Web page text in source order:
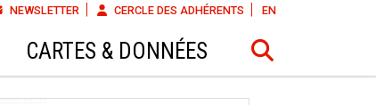
NEWSLETTER CERCLE DES ADHÉRENTS EN
CARTES & DONNÉES